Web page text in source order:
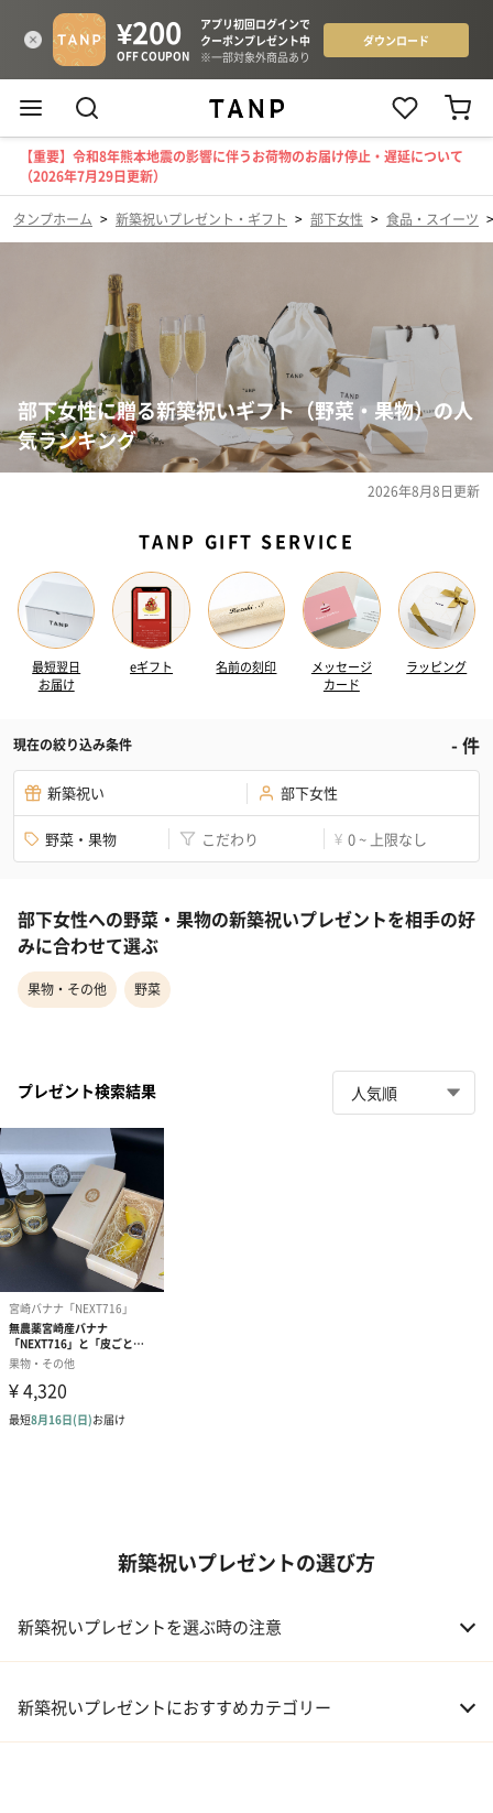
【重要】令和8年熊本地震の影響に伴うお荷物のお届け停止・遅延について
（2026年7月29日更新）
タンプホーム > 新築祝いプレゼント・ギフト > 部下女性 > 食品・スイーツ
部下女性に贈る新築祝いギフト（野菜・果物）の人
気ランキング
2026年8月8日更新
TANP GIFT SERVICE
最短翌日
お届け
eギフト 名前の刻印
メッセージ
カード
ラッピング
現在の絞り込み条件 -件
新築祝い 部下女性
野菜・果物 こだわり ¥ 0 ~ 上限なし
部下女性への野菜・果物の新築祝いプレゼントを相手の好
みに合わせて選ぶ
果物・その他 野菜
プレゼント検索結果
新築祝いプレゼントの選び方
新築祝いプレゼントを選ぶ時の注意
新築祝いプレゼントにおすすめカテゴリー